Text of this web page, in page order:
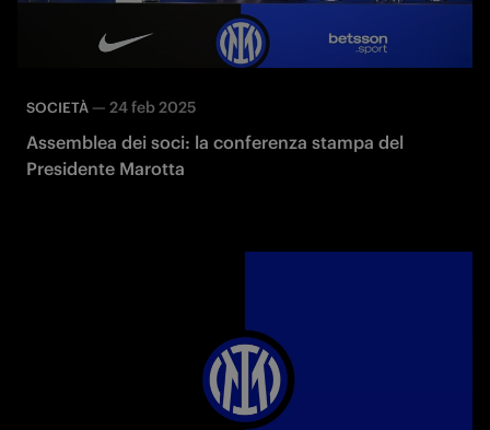
SOCIETÀ — 24 feb 2025
Assemblea dei soci: la conferenza stampa del
Presidente Marotta